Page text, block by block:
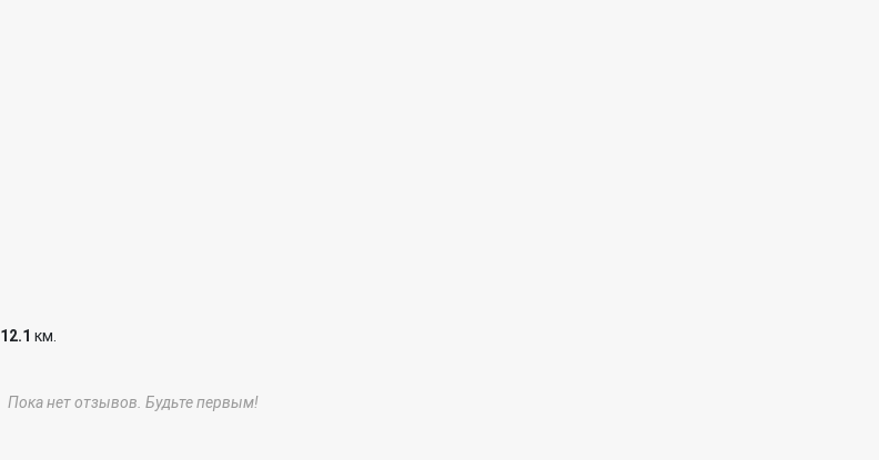
12.1 км.
Пока нет отзывов. Будьте первым!